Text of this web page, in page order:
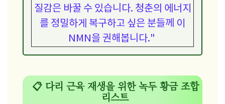
질감은 바꿀 수 있습니다. 청춘의 에너지
를 정밀하게 복구하고 싶은 분들께 이
NMN을 권해봅니다."
📋 다리 근육 재생을 위한 녹두 황금 조합
리스트